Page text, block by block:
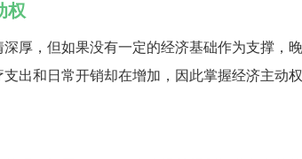
权
厚，但如果没有一定的经济基础作为支撑，
出和日常开销却在增加，因此掌握经济主动权